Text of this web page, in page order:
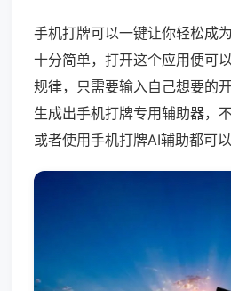
手机打牌可以一键让你轻松成
十分简单，打开这个应用便可
规律，只需要输入自己想要的
生成出手机打牌专用辅助器，
或者使用手机打牌AI辅助都可以